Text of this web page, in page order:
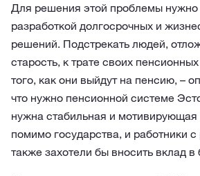
Для решения этой проблемы нужно
разработкой долгосрочных и
решений. Подстрекать людей,
старость, к трате своих
того, как они выйдут на пенсию, –
что нужно пенсионной системе
нужна стабильная и мотивирующая
помимо государства, и работники
также захотели бы вносить вклад